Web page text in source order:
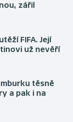
zářil
FIFA. Její
už nevěří
těsně
a pak i na